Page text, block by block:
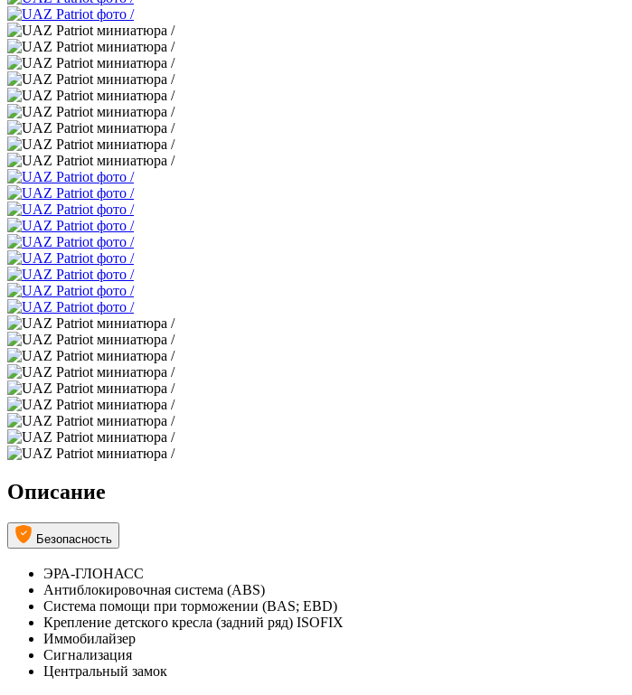
Описание
Безопасность
ЭРА-ГЛОНАСС
Антиблокировочная система (ABS)
Система помощи при торможении (BAS; EBD)
Крепление детского кресла (задний ряд) ISOFIX
Иммобилайзер
Сигнализация
Центральный замок